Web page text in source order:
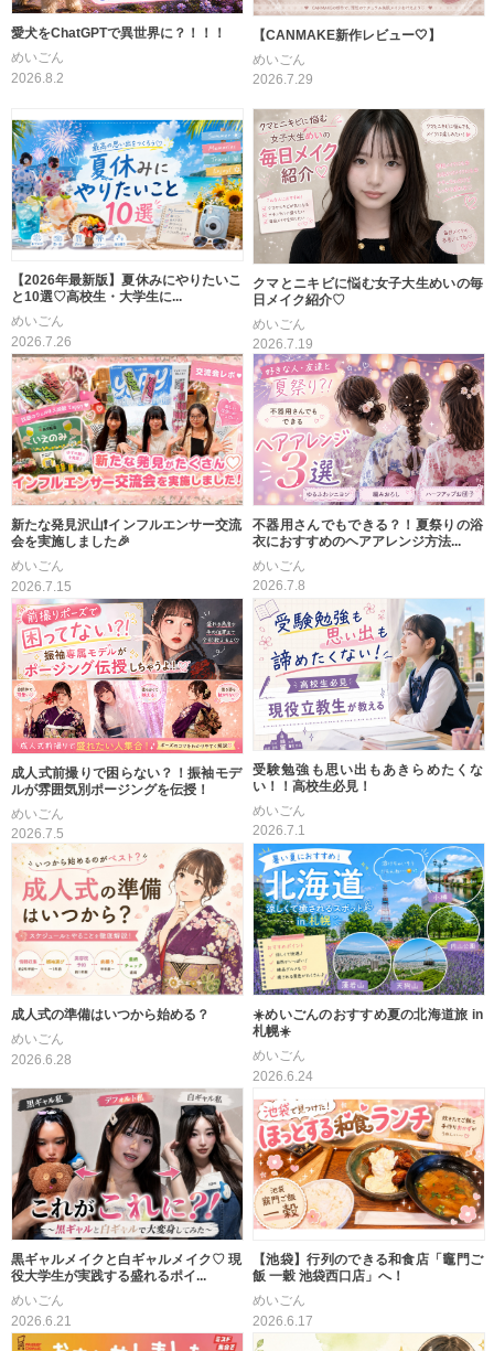
愛犬をChatGPTで異世界に？！！！
めいごん
2026.8.2
【CANMAKE新作レビュー🤍】
めいごん
2026.7.29
【2026年最新版】夏休みにやりたいこ
と10選♡高校生・大学生に...
めいごん
2026.7.26
クマとニキビに悩む女子大生めいの毎
日メイク紹介♡
めいごん
2026.7.19
新たな発見沢山❗インフルエンサー交流
会を実施しました🎉
めいごん
2026.7.15
不器用さんでもできる？！夏祭りの浴
衣におすすめのヘアアレンジ方法...
めいごん
2026.7.8
成人式前撮りで困らない？！振袖モデ
ルが雰囲気別ポージングを伝授！
めいごん
2026.7.5
受験勉強も思い出もあきらめたくな
い！！高校生必見！
めいごん
2026.7.1
成人式の準備はいつから始める？
めいごん
2026.6.28
☀️めいごんのおすすめ夏の北海道旅 in
札幌☀️
めいごん
2026.6.24
黒ギャルメイクと白ギャルメイク♡ 現
役大学生が実践する盛れるポイ...
めいごん
2026.6.21
【池袋】行列のできる和食店「竈門ご
飯 一穀 池袋西口店」へ！
めいごん
2026.6.17